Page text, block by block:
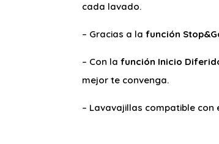
cada lavado.
– Gracias a lafunción
– Con lafunción Inicio
mejor te convenga.
– Lavavajillas compatible con